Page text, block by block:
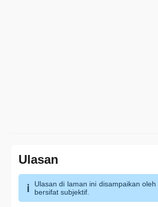
Ulasan
Ulasan di laman ini disampaikan
bersifat subjektif.